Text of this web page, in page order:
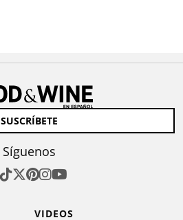
SUSCRÍBETE
Síguenos
VIDEOS